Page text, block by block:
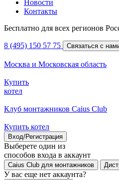
Новости
Контакты
Бесплатно для всех регионов
8 (495) 150 57 75 Связаться с
Москва и Московская область
Купить
котел
Клуб монтажников Caius Club
Купить котел
Вход/Регистрация
Выберете один из
способов входа в аккаунт
Caius Club для монтажников
У вас еще нет аккаунта?